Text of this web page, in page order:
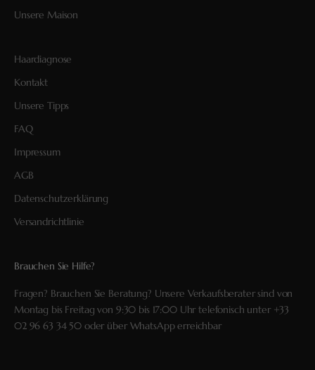
Unsere Maison
Haardiagnose
Kontakt
Unsere Tipps
FAQ
Impressum
AGB
Datenschutzerklärung
Versandrichtlinie
Brauchen Sie Hilfe?
Fragen? Brauchen Sie Beratung? Unsere Verkaufsberater sind von
Montag bis Freitag von 9:30 bis 17:00 Uhr telefonisch unter +33
02 96 63 34 50 oder überWhatsApperreichbar